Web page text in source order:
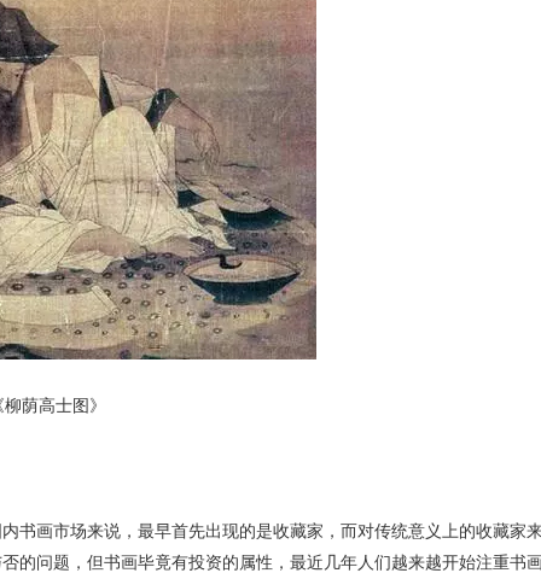
柳荫高士图》
画市场来说，最早首先出现的是收藏家，而对传统意义上的收藏家
的问题，但书画毕竟有投资的属性，最近几年人们越来越开始注重书